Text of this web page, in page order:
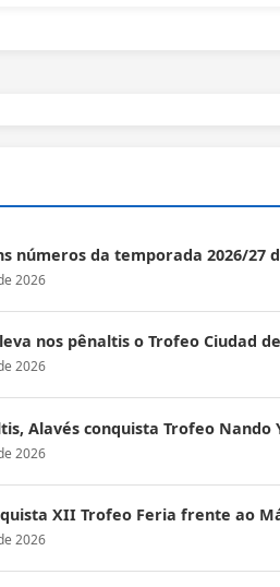
números da temporada 2026/27
2026
nos pênaltis o Trofeo Ciudad
2026
Alavés conquista Trofeo Nando
2026
XII Trofeo Feria frente ao
2026